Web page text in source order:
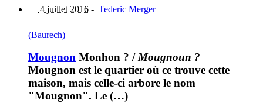
4 juillet 2016 - Tederic Merger
(Baurech)
Mougnon Monhon ? /Mougnoun ?
Mougnon est le quartier où ce trouve cette
maison, mais celle-ci arbore le nom
"Mougnon". Le (…)